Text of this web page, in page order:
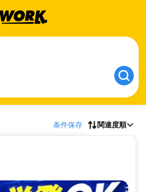
条件保存 関連度順